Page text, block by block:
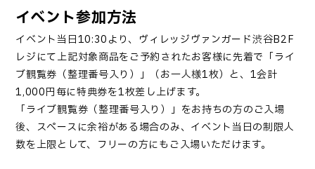
イベント参加方法
イベント当日10:30より、ヴィレッジヴァンガード渋谷B2F
レジにて上記対象商品をご予約されたお客様に先着で「ライ
ブ観覧券（整理番号入り）」（お一人様1枚）と、 1会計
1,000円毎に特典券を1枚差し上げます。
「ライブ観覧券（整理番号入り） 」 をお持ちの方のご入場
後、スペースに余裕がある場合のみ、イベント当日の制限人
数を上限として、フリーの方にもご入場いただけます。